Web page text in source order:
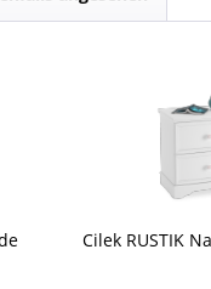
Cilek RUSTIK